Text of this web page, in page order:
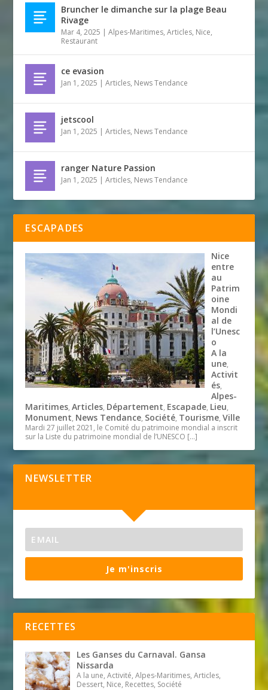
Bruncher le dimanche sur la plage Beau
Rivage
Mar 4, 2025 |Alpes-Maritimes,Articles, Nice,
Restaurant
ce evasion
Jan 1, 2025 |Articles, News Tendance
jetscool
Jan 1, 2025 |Articles, News Tendance
ranger Nature Passion
Jan 1, 2025 |Articles, News Tendance
ESCAPADES
Nice
entre
au
Patrim
oine
Mondi
al de
l’Unesc
o
A la
une,
Activit
és,
Alpes-
Maritimes,Articles, Département, Escapade, Lieu,
Monument, News Tendance, Société, Tourisme,Ville
Mardi 27 juillet 2021, le Comité du patrimoine mondial a inscrit
sur la Liste du patrimoine mondial de l’UNESCO […]
NEWSLETTER
Je m'inscris
RECETTES
Les Ganses du Carnaval. Gansa
Nissarda
A la une, Activité, Alpes-Maritimes, Articles,
Dessert, Nice, Recettes, Société